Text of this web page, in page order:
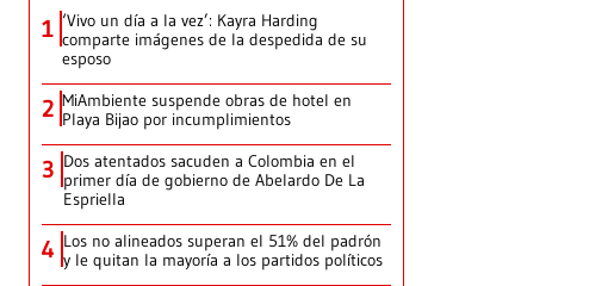
1 ‘Vivo un día a la vez’: Kayra Harding
comparte imágenes de la despedida de su
esposo
2 MiAmbiente suspende obras de hotel en
Playa Bijao por incumplimientos
3 Dos atentados sacuden a Colombia en el
primer día de gobierno de Abelardo De La
Espriella
4 Los no alineados superan el 51% del padrón
y le quitan la mayoría a los partidos políticos